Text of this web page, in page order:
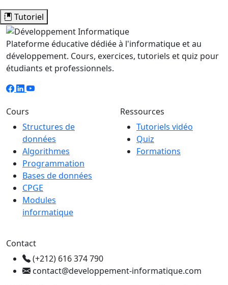
Tutoriel
Plateforme éducative dédiée à l'informatique et au
développement. Cours, exercices, tutoriels et quiz pour
étudiants et professionnels.
Cours
Structures de
données
Algorithmes
Programmation
Bases de données
CPGE
Modules
informatique
Ressources
Tutoriels vidéo
Quiz
Formations
Contact
(+212) 616 374 790
contact@developpement-informatique.com